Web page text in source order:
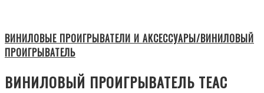
ВИНИЛОВЫЕ ПРОИГРЫВАТЕЛИ И АКСЕССУАРЫ/ВИНИЛОВЫЙ
ПРОИГРЫВАТЕЛЬ
ВИНИЛОВЫЙ ПРОИГРЫВАТЕЛЬ TEAC